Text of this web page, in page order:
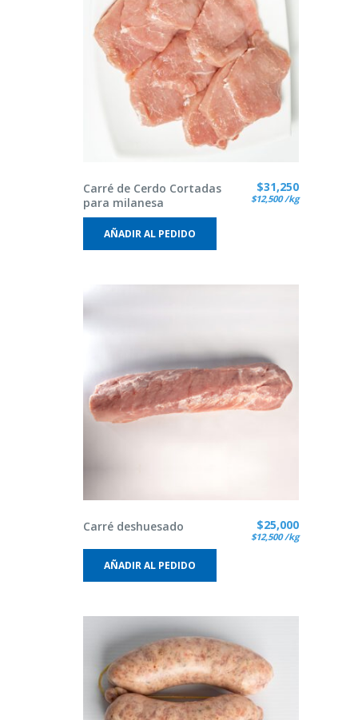
Carré de Cerdo Cortadas
para milanesa
$31,250
$12,500 /kg
AÑADIR AL PEDIDO
Carré deshuesado $25,000
$12,500 /kg
AÑADIR AL PEDIDO